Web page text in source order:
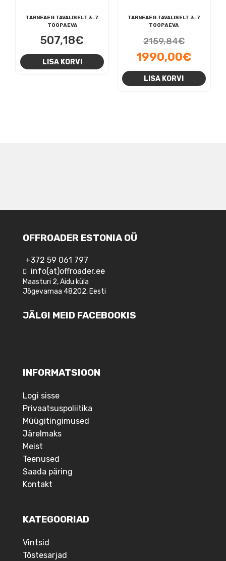
TARNEAEG TAVALISELT 3-7
TÖÖPÄEVA
507,18€
LISA KORVI
TARNEAEG TAVALISELT 3-7
TÖÖPÄEVA
2159,84€Algne
hind
oli:
1990,00€
hind
on:
LISA KORVI
OFFROADER ESTONIA OÜ
+372 59 061 797
info(at)offroader.ee
Maasturi 2, Aidu küla
Jõgevamaa 48202, Eesti
JÄLGI MEID FACEBOOKIS
INFORMATSIOON
Logi sisse
Privaatsuspoliitika
Müügitingimused
Järelmaks
Meist
Teenused
Saada päring
Kontakt
KATEGOORIAD
Vintsid
Tõstesarjad